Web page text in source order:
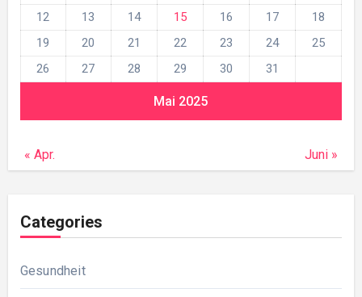
Mai 2025
12
13 14 15 16 17
18
19
20 21 22 23 24
25
26
27 28 29 30 31
« Apr. Juni »
Categories
Gesundheit